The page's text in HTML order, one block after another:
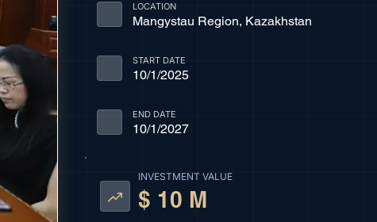
LOCATION
Mangystau Region, Kazakhstan
START DATE
10/1/2025
END DATE
10/1/2027
INVESTMENT VALUE
$ 10 M